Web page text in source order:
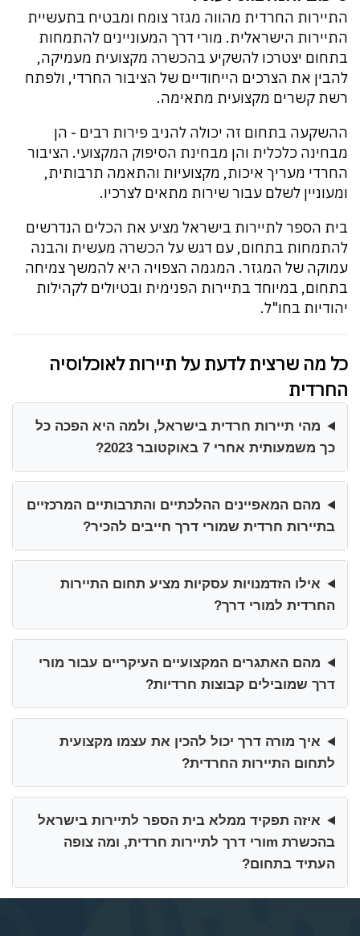
התיירות החרדית מהווה מגזר צומח ומבטיח בתעשיית
התיירות הישראלית. מורי דרך המעוניינים להתמחות
בתחום יצטרכו להשקיע בהכשרה מקצועית מעמיקה,
להבין את הצרכים הייחודיים של הציבור החרדי, ולפתח
רשת קשרים מקצועית מתאימה.
ההשקעה בתחום זה יכולה להניב פירות רבים - הן
מבחינה כלכלית והן מבחינת הסיפוק המקצועי. הציבור
החרדי מעריך איכות, מקצועיות והתאמה תרבותית,
ומעוניין לשלם עבור שירות מתאים לצרכיו.
בית הספר לתיירות בישראל מציע את הכלים הנדרשים
להתמחות בתחום, עם דגש על הכשרה מעשית והבנה
עמוקה של המגזר. המגמה הצפויה היא להמשך צמיחה
בתחום, במיוחד בתיירות הפנימית ובטיולים לקהילות
יהודיות בחו"ל.
כל מה שרצית לדעת על תיירות לאוכלוסיה
החרדית
מהי תיירות חרדית בישראל, ולמה היא הפכה כל
כך משמעותית אחרי 7 באוקטובר 2023?
מהם המאפיינים ההלכתיים והתרבותיים המרכזיים
בתיירות חרדית שמורי דרך חייבים להכיר?
אילו הזדמנויות עסקיות מציע תחום התיירות
החרדית למורי דרך?
מהם האתגרים המקצועיים העיקריים עבור מורי
דרך שמובילים קבוצות חרדיות?
איך מורה דרך יכול להכין את עצמו מקצועית
לתחום התיירות החרדית?
איזה תפקיד ממלא בית הספר לתיירות בישראל
בהכשרת mורי דרך לתיירות חרדית, ומה צופה
העתיד בתחום?